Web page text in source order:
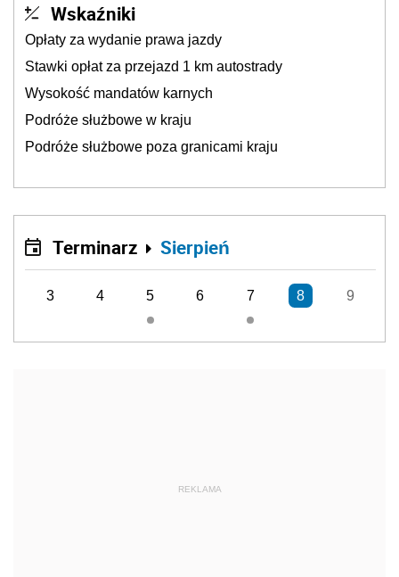
Wskaźniki
Opłaty za wydanie prawa jazdy
Stawki opłat za przejazd 1 km autostrady
Wysokość mandatów karnych
Podróże służbowe w kraju
Podróże służbowe poza granicami kraju
Terminarz Sierpień
3 4 5 6 7 8 9
REKLAMA